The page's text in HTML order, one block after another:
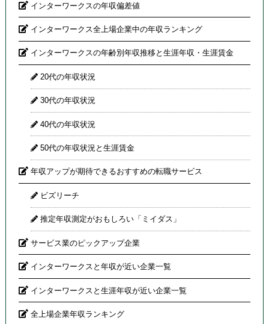
インターワークスの年収偏差値
インターワークス全上場企業中の年収ランキング
インターワークスの年齢別年収推移と生涯年収・生涯賃金
20代の年収状況
30代の年収状況
40代の年収状況
50代の年収状況と生涯賃金
年収アップが期待できるおすすめの転職サービス
ビズリーチ
推定年収測定がおもしろい「ミイダス」
サービス業のピックアップ企業
インターワークスと年収が近い企業一覧
インターワークスと生涯年収が近い企業一覧
全上場企業年収ランキング